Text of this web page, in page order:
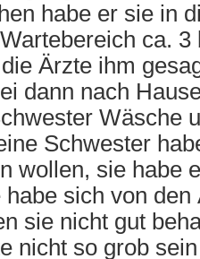
habe er sie in
ca. 3
Ärzte ihm
dann nach
Wäsche
Schwester
wollen, sie habe
sich von
sie nicht gut
nicht so grob